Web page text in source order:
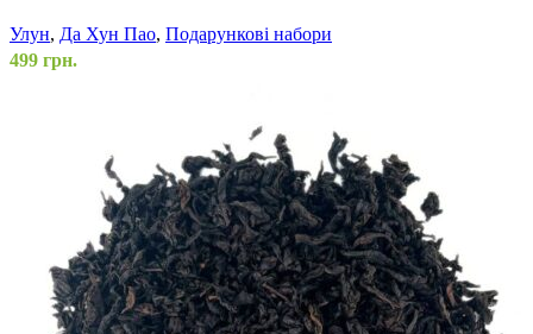
Улун, Да Хун Пао, Подарункові набори
499 грн.